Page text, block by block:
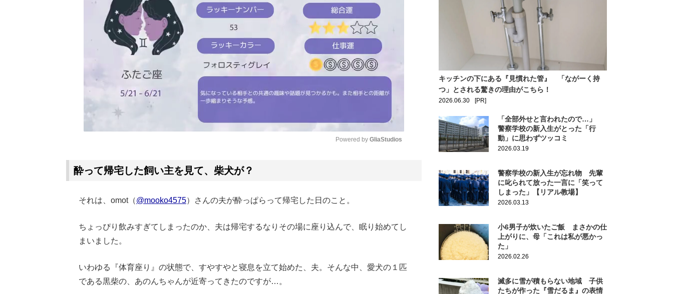
Powered by GliaStudios
酔って帰宅した飼い主を見て、柴犬が？
それは、omot（@mooko4575）さんの夫が酔っぱらって帰宅した日のこと。
ちょっぴり飲みすぎてしまったのか、夫は帰宅するなりその場に座り込んで、眠り始めてし
まいました。
いわゆる『体育座り』の状態で、すやすやと寝息を立て始めた、夫。そんな中、愛犬の１匹
である黒柴の、あのんちゃんが近寄ってきたのですが…。
キッチンの下にある『見慣れた管』 「ながーく持
つ」とされる驚きの理由がこちら！
2026.06.30 [PR]
「全部外せと言われたので…」
警察学校の新入生がとった「行
動」に思わずツッコミ
2026.03.19
警察学校の新入生が忘れ物 先輩
に叱られて放った一言に「笑って
しまった」【リアル教場】
2026.03.13
小6男子が炊いたご飯 まさかの仕
上がりに、母「これは私が悪かっ
た」
2026.02.26
滅多に雪が積もらない地域 子供
たちが作った『雪だるま』の表情